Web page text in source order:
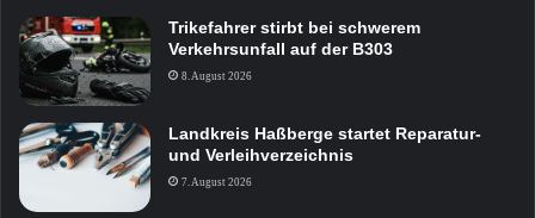
Trikefahrer stirbt bei schwerem
Verkehrsunfall auf der B303
8. August 2026
Landkreis Haßberge startet Reparatur-
und Verleihverzeichnis
7. August 2026